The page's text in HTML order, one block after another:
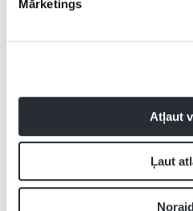
Mārketings
Atļaut
Ļaut
Pievienot
Pagaidām neviens nav